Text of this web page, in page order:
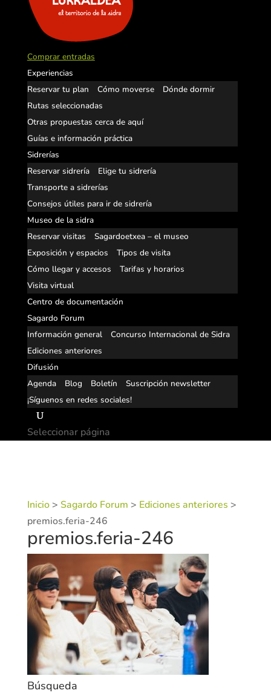
Comprar entradas
Experiencias
Reservar tu plan
Cómo moverse
Dónde dormir
Rutas seleccionadas
Otras propuestas cerca de aquí
Guías e información práctica
Sidrerías
Reservar sidrería
Elige tu sidrería
Transporte a sidrerías
Consejos útiles para ir de sidrería
Museo de la sidra
Reservar visitas
Sagardoetxea – el museo
Exposición y espacios
Tipos de visita
Cómo llegar y accesos
Tarifas y horarios
Visita virtual
Centro de documentación
Sagardo Forum
Información general
Concurso Internacional de Sidra
Ediciones anteriores
Difusión
Agenda
Blog Boletín
Suscripción newsletter
¡Síguenos en redes sociales!
Seleccionar página
Inicio> Sagardo Forum > Ediciones anteriores >
premios.feria-246
premios.feria-246
Búsqueda